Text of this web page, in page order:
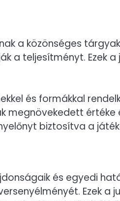
a közönséges
a teljesítményt. Ezek
és formákkal
megnövekedett
biztosítva a
és egyedi
Ezek a